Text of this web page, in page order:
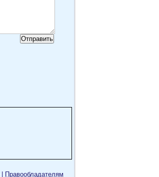
Правообладателям